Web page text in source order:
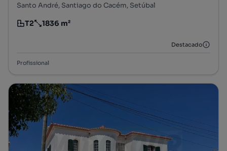
Santo André, Santiago do Cacém, Setúbal
Tipologia
T2
Preço por metro quadrado
1836 m²
Destacado
Profissional